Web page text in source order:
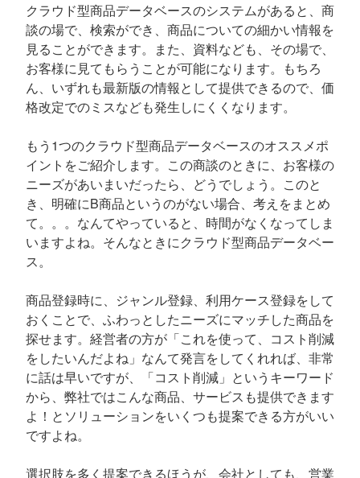
クラウド型商品データベースのシステムがあると、商
談の場で、検索ができ、商品についての細かい情報を
見ることができます。また、資料なども、その場で、
お客様に見てもらうことが可能になります。もちろ
ん、いずれも最新版の情報として提供できるので、価
格改定でのミスなども発生しにくくなります。
もう1つのクラウド型商品データベースのオススメポ
イントをご紹介します。この商談のときに、お客様の
ニーズがあいまいだったら、どうでしょう。このと
き、明確にB商品というのがない場合、考えをまとめ
て。。。なんてやっていると、時間がなくなってしま
いますよね。そんなときにクラウド型商品データベー
ス。
商品登録時に、ジャンル登録、利用ケース登録をして
おくことで、ふわっとしたニーズにマッチした商品を
探せます。経営者の方が「これを使って、コスト削減
をしたいんだよね」なんて発言をしてくれれば、非常
に話は早いですが、「コスト削減」というキーワード
から、弊社ではこんな商品、サービスも提供できます
よ！とソリューションをいくつも提案できる方がいい
ですよね。
選択肢を多く提案できるほうが、会社としても、営業